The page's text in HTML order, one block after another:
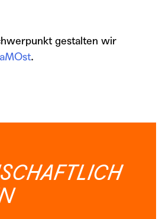
gestalten wir
.